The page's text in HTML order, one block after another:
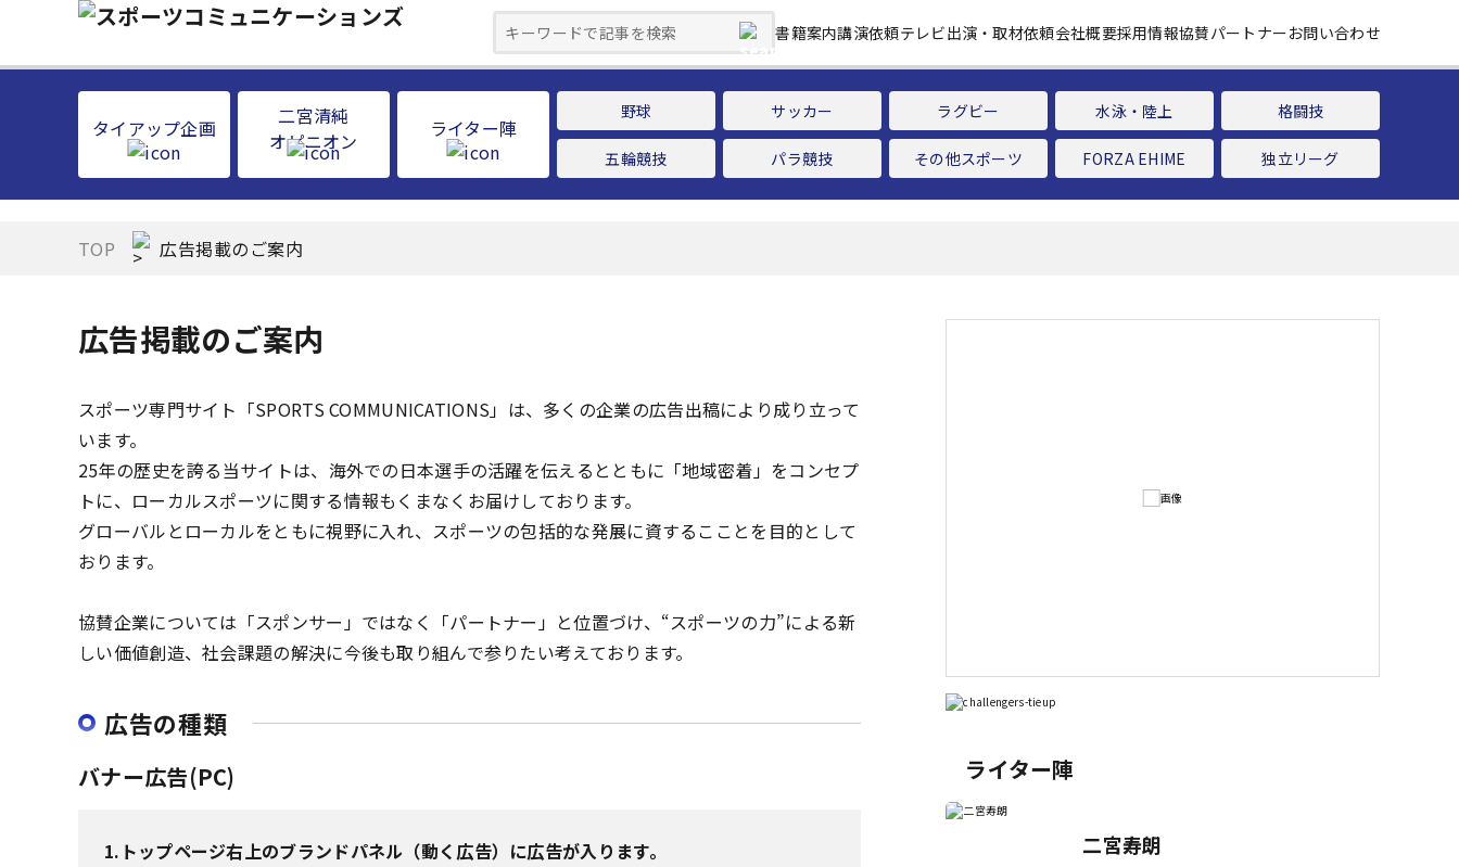
書籍案内講演依頼テレビ出演・取材依頼会社概要採用情報協賛パートナーお問い合わせ
タイアップ企画
二宮清純
オピニオン
ライター陣
野球 サッカー ラグビー 水泳・陸上 格闘技
五輪競技 パラ競技 その他スポーツ FORZA EHIME 独立リーグ
TOP 広告掲載のご案内
広告掲載のご案内
スポーツ専門サイト「SPORTS COMMUNICATIONS」は、多くの企業の広告出稿により成り立って
います。
25年の歴史を誇る当サイトは、海外での日本選手の活躍を伝えるとともに「地域密着」をコンセプ
トに、ローカルスポーツに関する情報もくまなくお届けしております。
グローバルとローカルをともに視野に入れ、スポーツの包括的な発展に資するこことを目的として
おります。
協賛企業については「スポンサー」ではなく「パートナー」と位置づけ、“スポーツの力”による新
しい価値創造、社会課題の解決に今後も取り組んで参りたい考えております。
広告の種類
バナー広告(PC)
1.トップページ右上のブランドパネル（動く広告）に広告が入ります。
ライター陣
二宮寿朗